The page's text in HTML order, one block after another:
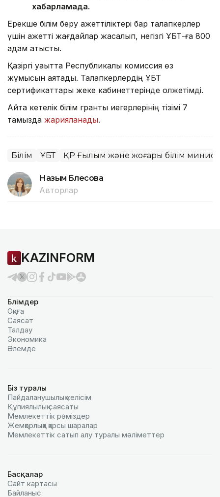
хабарламада.
Ерекше білім беру қажеттіліктері бар талапкерлер
үшін қажетті жағдайлар жасалып, негізгі ҰБТ-ға 800
адам қатысты.
Қазіргі уақытта Республикалық комиссия өз
жұмысын аяқтады. Талапкерлердің ҰБТ
сертификаттары жеке кабинеттерінде қолжетімді.
Айта кетелік білім гранты иегерлерінің тізімі 7
тамызда жарияланады.
Білім ҰБТ ҚР Ғылым және жоғары білім
Назым Бөлесова
Авторлар
KAZINFORM
Бөлімдер
Оқиға
Саясат
Талдау
Экономика
Әлемде
Біз туралы
Пайдаланушылық келiciм
Құпиялылық саясаты
Мемлекеттік рәміздер
Жемқорлыққа қарсы шаралар
Мемлекеттік сатып алу туралы мәлiметтер
Басқалар
Сайт картасы
Байланыс